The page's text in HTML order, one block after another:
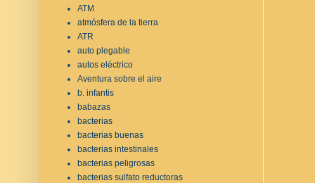
ATM
atmósfera de la tierra
ATR
auto plegable
autos eléctrico
Aventura sobre el aire
b. infantis
babazas
bacterias
bacterias buenas
bacterias intestinales
bacterias peligrosas
bacterias sulfato reductoras